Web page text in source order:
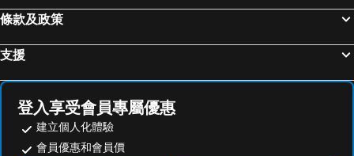
Hotel Fine Misaki
Hotel Sunmarine
Kanku Sun Plus Yutaka
Awaji Island
Chubu Centrair International Airport
Tottori Station
Yodoyabashi Station
Karasuma Station
祇園四条車站
三宮車站
條款及政策
支援
登入享受會員專屬優惠
建立個人化體驗
會員優惠和會員價